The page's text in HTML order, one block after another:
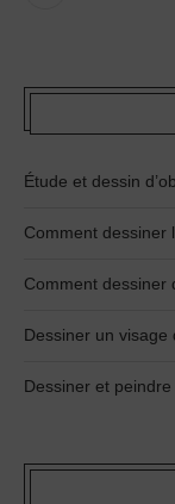
Étude et dessin
Comment dessiner
Comment dessiner
Dessiner un visage
Dessiner et